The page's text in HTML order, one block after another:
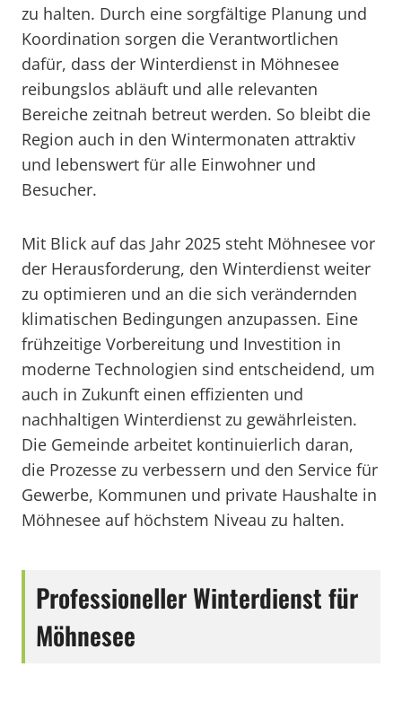
zu halten. Durch eine sorgfältige Planung und
Koordination sorgen die Verantwortlichen
dafür, dass der Winterdienst in Möhnesee
reibungslos abläuft und alle relevanten
Bereiche zeitnah betreut werden. So bleibt die
Region auch in den Wintermonaten attraktiv
und lebenswert für alle Einwohner und
Besucher.
Mit Blick auf das Jahr 2025 steht Möhnesee vor
der Herausforderung, den Winterdienst weiter
zu optimieren und an die sich verändernden
klimatischen Bedingungen anzupassen. Eine
frühzeitige Vorbereitung und Investition in
moderne Technologien sind entscheidend, um
auch in Zukunft einen effizienten und
nachhaltigen Winterdienst zu gewährleisten.
Die Gemeinde arbeitet kontinuierlich daran,
die Prozesse zu verbessern und den Service für
Gewerbe, Kommunen und private Haushalte in
Möhnesee auf höchstem Niveau zu halten.
Professioneller Winterdienst für
Möhnesee